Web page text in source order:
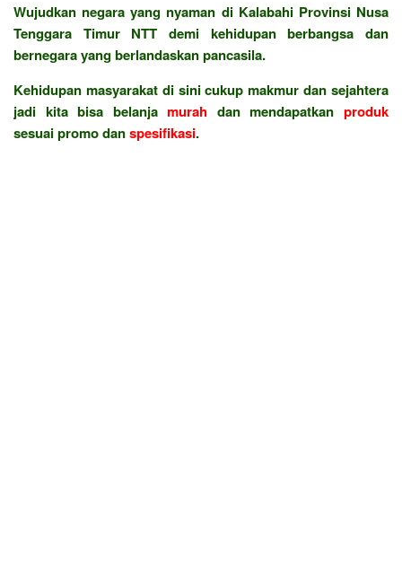
Wujudkan negara yang nyaman di Kalabahi Provinsi Nusa
Tenggara Timur NTT demi kehidupan berbangsa dan
bernegara yang berlandaskan pancasila.
Kehidupan masyarakat di sini cukup makmur dan sejahtera
jadi kita bisa belanjamurah dan mendapatkanproduk
sesuai promo danspesifikasi.